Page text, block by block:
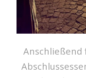
Anschließend